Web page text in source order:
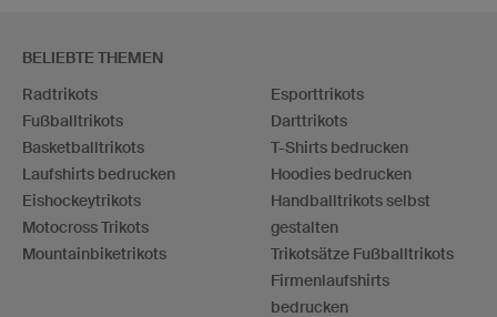
BELIEBTE THEMEN
Radtrikots
Fußballtrikots
Basketballtrikots
Laufshirts bedrucken
Eishockeytrikots
Motocross Trikots
Mountainbiketrikots
Esporttrikots
Darttrikots
T-Shirts bedrucken
Hoodies bedrucken
Handballtrikots selbst
gestalten
Trikotsätze Fußballtrikots
Firmenlaufshirts
bedrucken